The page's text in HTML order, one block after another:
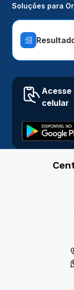
Soluções para
Acesse
celular